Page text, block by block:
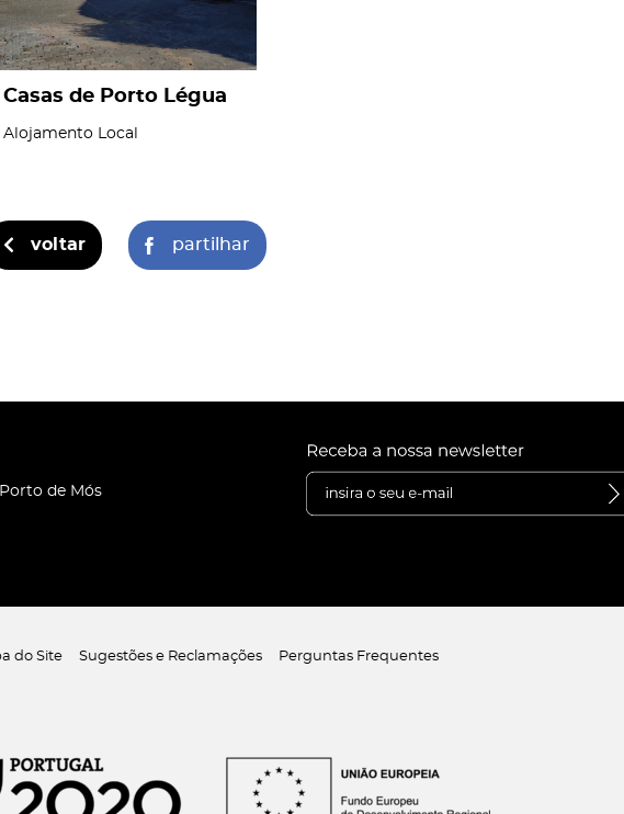
Casas de Porto Légua
Alojamento Local
voltar partilhar
de Mós
do Site Sugestões e Reclamações Perguntas Frequentes